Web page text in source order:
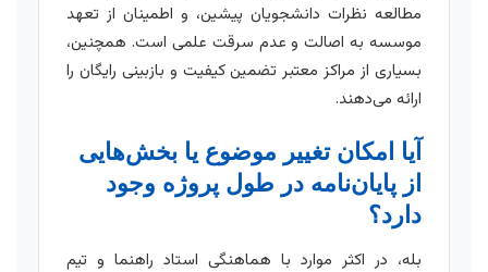
مطالعه نظرات دانشجویان پیشین، و اطمینان از تعهد
موسسه به اصالت و عدم سرقت علمی است. همچنین،
بسیاری از مراکز معتبر تضمین کیفیت و بازبینی رایگان را
ارائه می‌دهند.
آیا امکان تغییر موضوع یا بخش‌هایی
از پایان‌نامه در طول پروژه وجود
دارد؟
بله، در اکثر موارد با هماهنگی استاد راهنما و تیم